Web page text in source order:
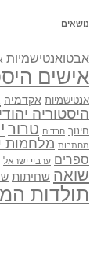
נושאים
אבטואנטישמיות
אישים
אנטישמיות אקדמיה
היסטוריה
חינוך חרדים טרור
מחתרות מלחמות
ספרים ערביי ישראל
שואה שחיתות
תולדות